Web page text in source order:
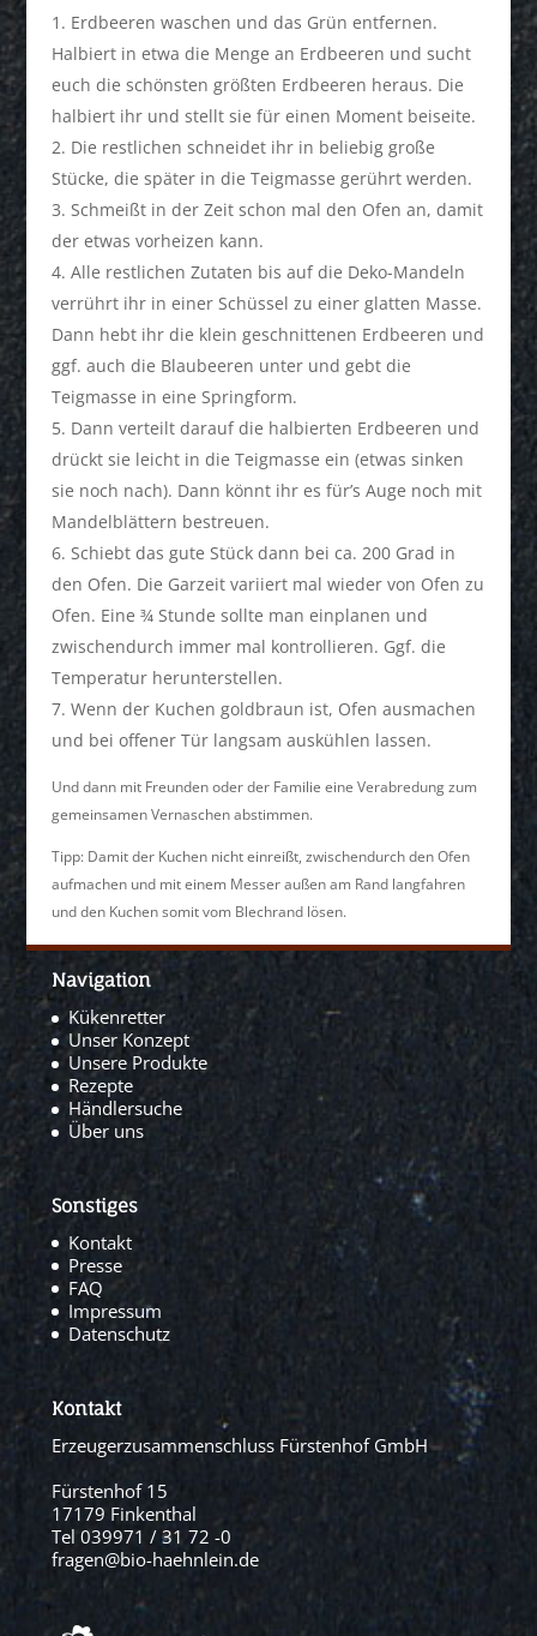
Erdbeeren waschen und das Grün entfernen.
Halbiert in etwa die Menge an Erdbeeren und sucht
euch die schönsten größten Erdbeeren heraus. Die
halbiert ihr und stellt sie für einen Moment beiseite.
Die restlichen schneidet ihr in beliebig große
Stücke, die später in die Teigmasse gerührt werden.
Schmeißt in der Zeit schon mal den Ofen an, damit
der etwas vorheizen kann.
Alle restlichen Zutaten bis auf die Deko-Mandeln
verrührt ihr in einer Schüssel zu einer glatten Masse.
Dann hebt ihr die klein geschnittenen Erdbeeren und
ggf. auch die Blaubeeren unter und gebt die
Teigmasse in eine Springform.
Dann verteilt darauf die halbierten Erdbeeren und
drückt sie leicht in die Teigmasse ein (etwas sinken
sie noch nach). Dann könnt ihr es für’s Auge noch mit
Mandelblättern bestreuen.
Schiebt das gute Stück dann bei ca. 200 Grad in
den Ofen. Die Garzeit variiert mal wieder von Ofen zu
Ofen. Eine ¾ Stunde sollte man einplanen und
zwischendurch immer mal kontrollieren. Ggf. die
Temperatur herunterstellen.
Wenn der Kuchen goldbraun ist, Ofen ausmachen
und bei offener Tür langsam auskühlen lassen.
Und dann mit Freunden oder der Familie eine Verabredung zum
gemeinsamen Vernaschen abstimmen.
Tipp: Damit der Kuchen nicht einreißt, zwischendurch den Ofen
aufmachen und mit einem Messer außen am Rand langfahren
und den Kuchen somit vom Blechrand lösen.
Navigation
Kükenretter
Unser Konzept
Unsere Produkte
Rezepte
Händlersuche
Über uns
Sonstiges
Kontakt
Presse
FAQ
Impressum
Datenschutz
Kontakt
Erzeugerzusammenschluss Fürstenhof GmbH
Fürstenhof 15
17179 Finkenthal
Tel 039971 / 31 72 -0
fragen@bio-haehnlein.de